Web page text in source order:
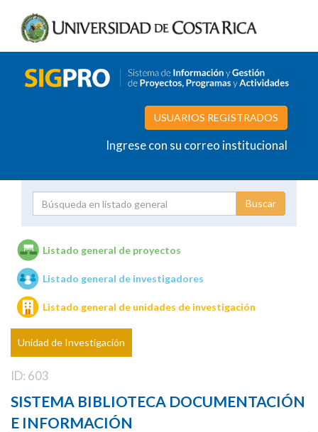
USUARIOS REGISTRADOS
Ingrese con su correo institucional
Unidades de investigación
Listado general de proyectos
Listado general de investigadores
Listado general de unidades de investigación
Unidad de Investigación
ID: 603
SISTEMA BIBLIOTECA DOCUMENTACIÓN
E INFORMACIÓN